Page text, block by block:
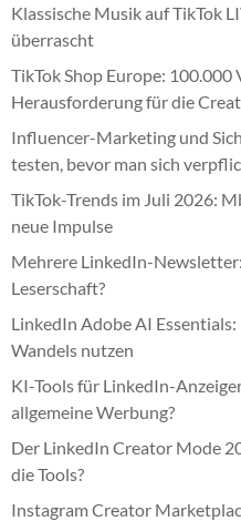
Klassische Musik auf TikTok
überrascht
TikTok Shop Europe: 100.000
Herausforderung für die
Influencer-Marketing und
testen, bevor man sich
TikTok-Trends im Juli 2026:
neue Impulse
Mehrere LinkedIn-
Leserschaft?
LinkedIn Adobe AI
Wandels nutzen
KI-Tools für LinkedIn-
allgemeine Werbung?
Der LinkedIn Creator Mode
die Tools?
Instagram Creator